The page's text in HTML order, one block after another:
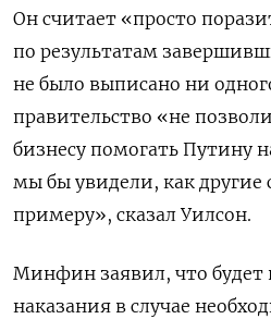
Он считает «просто
по результатам
не было выписано ни
правительство «не
бизнесу помогать Путину
мы бы увидели, как другие
примеру», сказал Уилсон.
Минфин заявил, что
наказания в случае